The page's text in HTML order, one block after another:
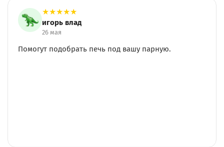
★★★★★
игорь влад
26 мая
Помогут подобрать печь под вашу парную.